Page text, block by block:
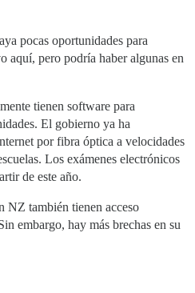
pocas oportunidades para
aquí, pero podría haber algunas en
tienen software para
El gobierno ya ha
por fibra óptica a velocidades
Los exámenes electrónicos
de este año.
NZ también tienen acceso
embargo, hay más brechas en su